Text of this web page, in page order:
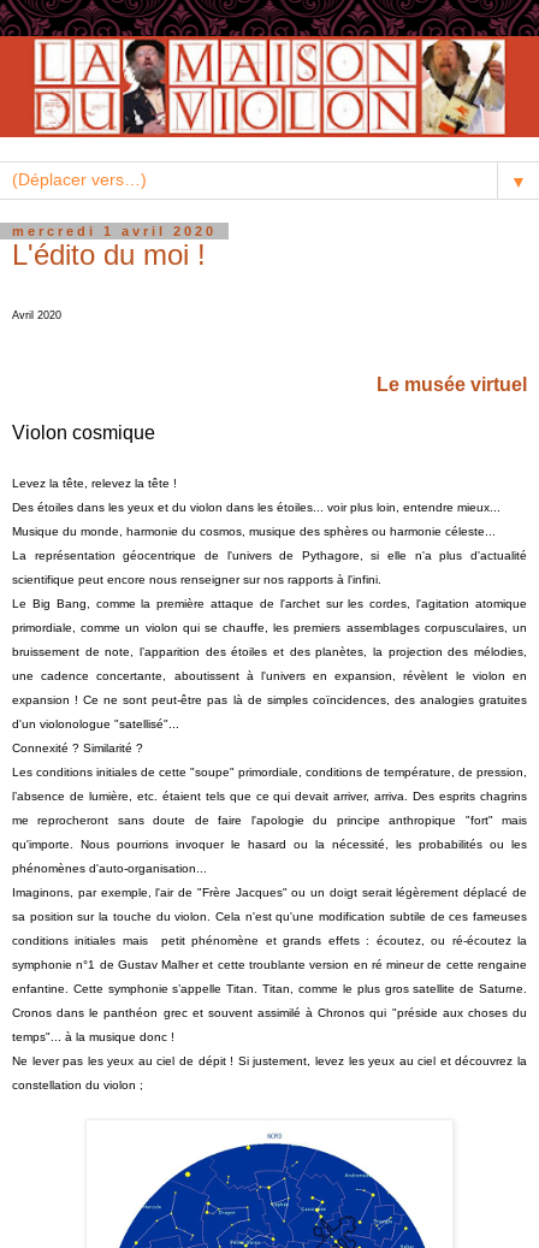
▼
mercredi 1 avril 2020
L'édito du moi !
Avril 2020
Le musée virtuel
Violon cosmique
Levez la tête, relevez la tête !
Des étoiles dans les yeux et du violon dans les étoiles... voir plus loin, entendre mieux...
Musique du monde, harmonie du cosmos, musique des sphères ou harmonie céleste...
La représentation géocentrique de l'univers de Pythagore, si elle n'a plus d'actualité
scientifique peut encore nous renseigner sur nos rapports à l'infini.
Le Big Bang, comme la première attaque de l'archet sur les cordes, l'agitation atomique
primordiale, comme un violon qui se chauffe, les premiers assemblages corpusculaires, un
bruissement de note, l’apparition des étoiles et des planètes, la projection des mélodies,
une cadence concertante, aboutissent à l'univers en expansion, révèlent le violon en
expansion ! Ce ne sont peut-être pas là de simples coïncidences, des analogies gratuites
d'un violonologue "satellisé"...
Connexité ? Similarité ?
Les conditions initiales de cette "soupe" primordiale, conditions de température, de pression,
l’absence de lumière, etc. étaient tels que ce qui devait arriver, arriva. Des esprits chagrins
me reprocheront sans doute de faire l'apologie du principe anthropique "fort" mais
qu'importe. Nous pourrions invoquer le hasard ou la nécessité, les probabilités ou les
phénomènes d'auto-organisation...
Imaginons, par exemple, l'air de "Frère Jacques" ou un doigt serait légèrement déplacé de
sa position sur la touche du violon. Cela n'est qu'une modification subtile de ces fameuses
conditions initiales mais petit phénomène et grands effets : écoutez, ou ré-écoutez la
symphonie n°1 de Gustav Malher et cette troublante version en ré mineur de cette rengaine
enfantine. Cette symphonie s’appelle Titan. Titan, comme le plus gros satellite de Saturne.
Cronos dans le panthéon grec et souvent assimilé à Chronos qui "préside aux choses du
temps"... à la musique donc !
Ne lever pas les yeux au ciel de dépit ! Si justement, levez les yeux au ciel et découvrez la
constellation du violon ;